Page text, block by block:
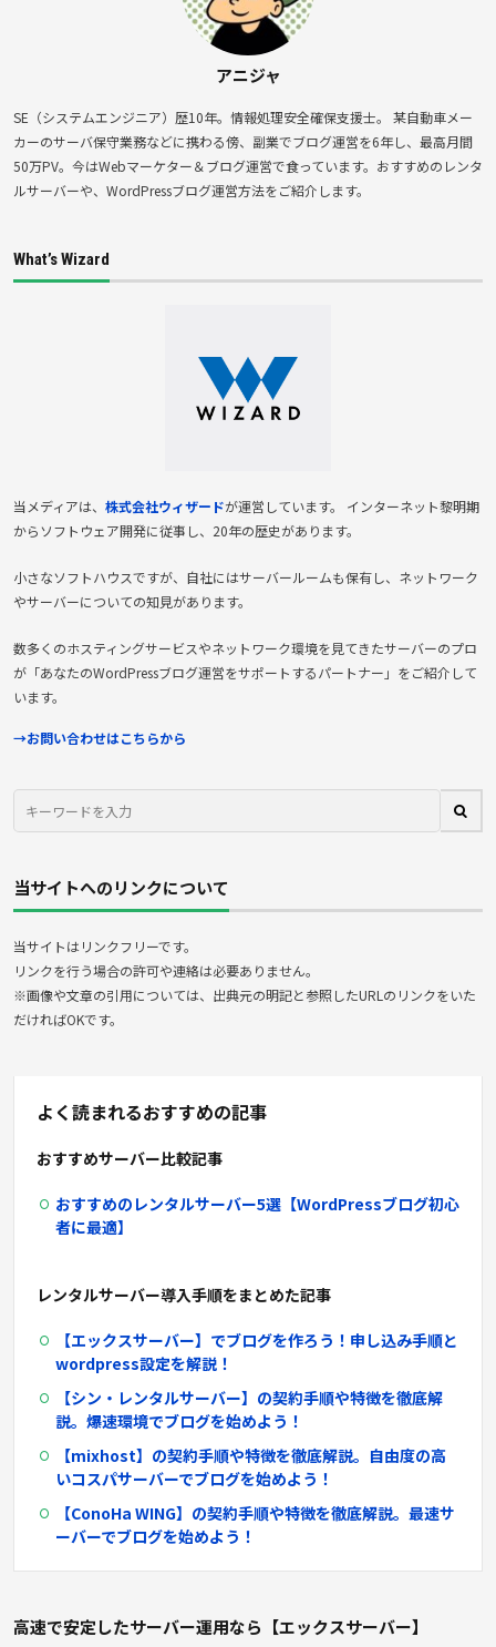
アニジャ
SE（システムエンジニア）歴10年。情報処理安全確保支援士。 某自動車メー
カーのサーバ保守業務などに携わる傍、副業でブログ運営を6年し、最高月間
50万PV。今はWebマーケター＆ブログ運営で食っています。おすすめのレンタ
ルサーバーや、WordPressブログ運営方法をご紹介します。
What’s Wizard
当メディアは、 株式会社ウィザードが運営しています。 インターネット黎明期
からソフトウェア開発に従事し、20年の歴史があります。
小さなソフトハウスですが、自社にはサーバールームも保有し、ネットワーク
やサーバーについての知見があります。
数多くのホスティングサービスやネットワーク環境を見てきたサーバーのプロ
が「あなたのWordPressブログ運営をサポートするパートナー」をご紹介して
います。
→お問い合わせはこちらから
当サイトへのリンクについて
当サイトはリンクフリーです。
リンクを行う場合の許可や連絡は必要ありません。
※画像や文章の引用については、出典元の明記と参照したURLのリンクをいた
だければOKです。
よく読まれるおすすめの記事
おすすめサーバー比較記事
おすすめのレンタルサーバー5選【WordPressブログ初心
者に最適】
レンタルサーバー導入手順をまとめた記事
【エックスサーバー】でブログを作ろう！申し込み手順と
wordpress設定を解説！
【シン・レンタルサーバー】の契約手順や特徴を徹底解
説。爆速環境でブログを始めよう！
【mixhost】 の契約手順や特徴を徹底解説。自由度の高
いコスパサーバーでブログを始めよう！
【ConoHa WING】 の契約手順や特徴を徹底解説。最速サ
ーバーでブログを始めよう！
高速で安定したサーバー運用なら【エックスサーバー】